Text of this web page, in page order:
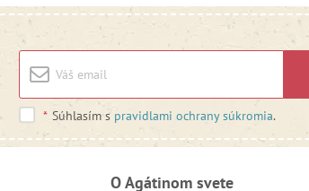
* Súhlasím s pravidlami ochrany súkromia.
O Agátinom svete